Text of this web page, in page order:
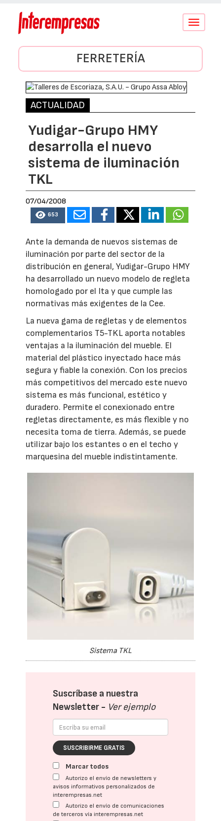
Conmutar
FERRETERÍA
ACTUALIDAD
Yudigar-Grupo HMY
desarrolla el nuevo
sistema de iluminación
TKL
07/04/2008
653
Ante la demanda de nuevos sistemas de
iluminación por parte del sector de la
distribución en general, Yudigar-Grupo HMY
ha desarrollado un nuevo modelo de regleta
homologado por el Ita y que cumple las
normativas más exigentes de la Cee.
La nueva gama de regletas y de elementos
complementarios T5-TKL aporta notables
ventajas a la iluminación del mueble. El
material del plástico inyectado hace más
segura y fiable la conexión. Con los precios
más competitivos del mercado este nuevo
sistema es más funcional, estético y
duradero. Permite el conexionado entre
regletas directamente, es más flexible y no
necesita toma de tierra. Además, se puede
utilizar bajo los estantes o en el techo y
marquesina del mueble indistintamente.
Sistema TKL
Suscríbase a nuestra
Newsletter - Ver ejemplo
SUSCRIBIRME GRATIS
Marcar todos
Autorizo el envío de newsletters y
avisos informativos personalizados de
interempresas.net
Autorizo el envío de comunicaciones
de terceros vía interempresas.net